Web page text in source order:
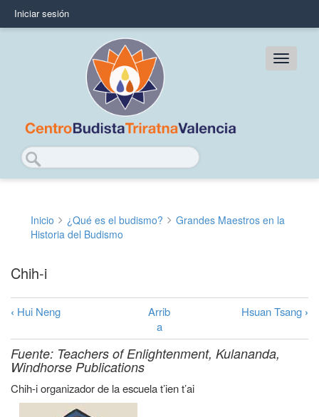
principal
User
Iniciar sesión
Main
Buscar
Sobrescribir
enlaces
de
ayuda
a
la
navegación
Inicio ¿Qué es el budismo?
Grandes Maestros en la
Historia del Budismo
Chih-i
Enlaces
transversales
de
Book
para
‹ Hui Neng
Arrib
a
Hsuan Tsang ›
Fuente: Teachers of Enlightenment, Kulananda,
Windhorse Publications
Chih-i organizador de la escuela t’ien t’ai